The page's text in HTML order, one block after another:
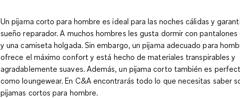
Un pijama corto para hombre es ideal para las noches cálidas y
sueño reparador. A muchos hombres les gusta dormir con
y una camiseta holgada. Sin embargo, un pijama adecuado para
ofrece el máximo confort y está hecho de materiales transpirables y
agradablemente suaves. Además, un pijama corto también es
como loungewear. En C&A encontrarás todo lo que necesitas saber
pijamas cortos para hombre.